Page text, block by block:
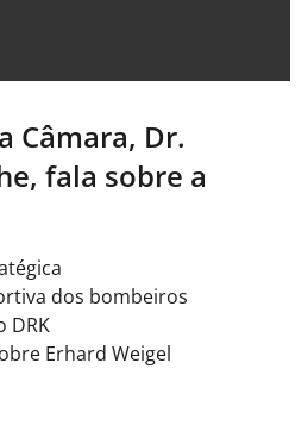
Câmara, Dr.
fala sobre a
dos bombeiros
DRK
Erhard Weigel